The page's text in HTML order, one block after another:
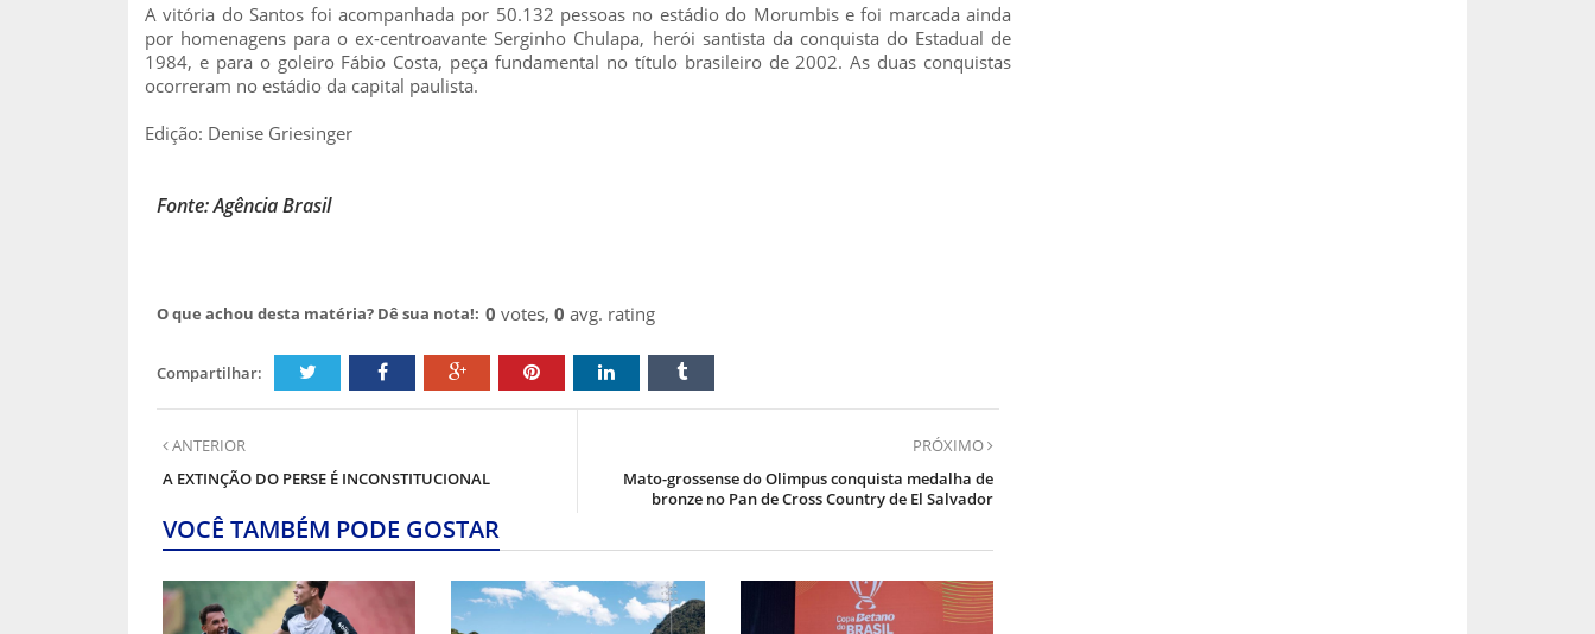
A vitória do Santos foi acompanhada por 50.132 pessoas no estádio do Morumbis e foi marcada ainda
por homenagens para o ex-centroavante Serginho Chulapa, herói santista da conquista do Estadual de
1984, e para o goleiro Fábio Costa, peça fundamental no título brasileiro de 2002. As duas conquistas
ocorreram no estádio da capital paulista.
Edição: Denise Griesinger
Fonte: Agência Brasil
O que achou desta matéria? Dê sua nota!: 0 votes, 0 avg. rating
Compartilhar:
ANTERIOR
A EXTINÇÃO DO PERSE É INCONSTITUCIONAL
PRÓXIMO
Mato-grossense do Olimpus conquista medalha de
bronze no Pan de Cross Country de El Salvador
VOCÊ TAMBÉM PODE GOSTAR